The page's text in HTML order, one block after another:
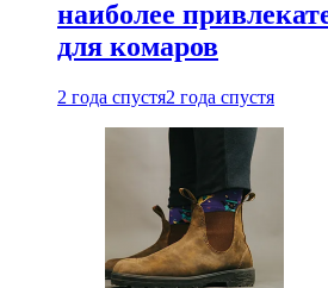
наиболее
для комаров
2 года спустя2 года спустя